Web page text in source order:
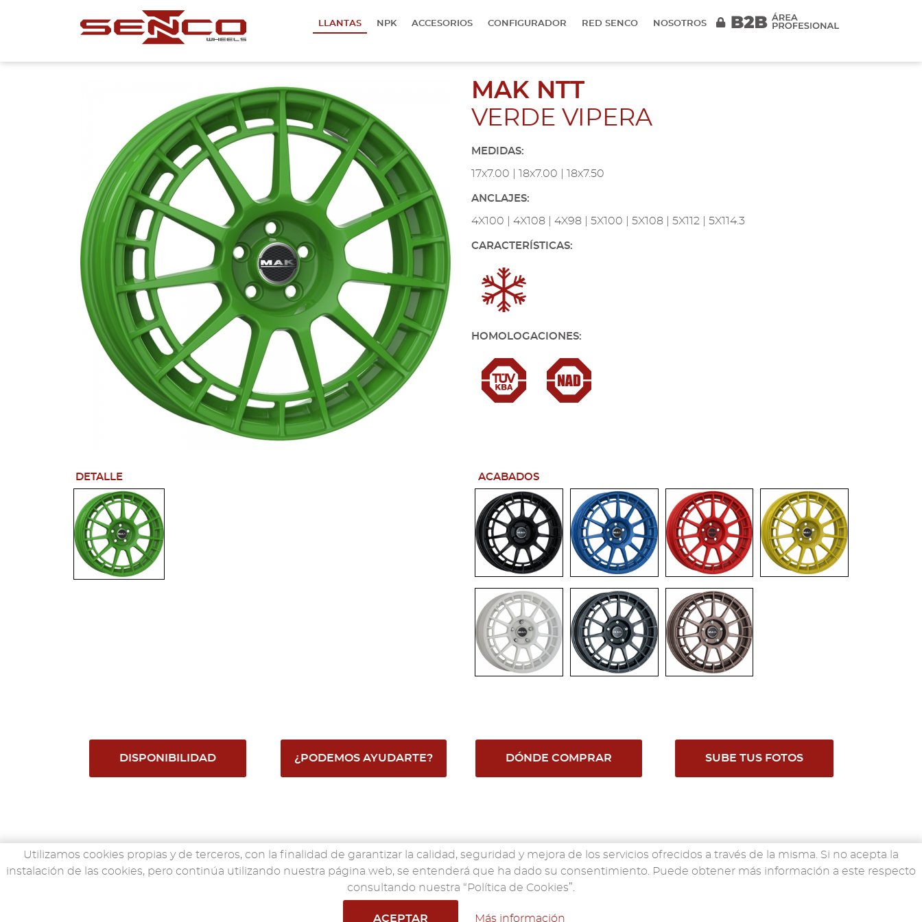
Utilizamos cookies propias y de terceros, con la finalidad de garantizar la calidad, seguridad y mejora de los servicios ofrecidos a través de la misma. Si no acepta la
instalación de las cookies, pero continúa utilizando nuestra página web, se entenderá que ha dado su consentimiento. Puede obtener más información a este respecto
consultando nuestra “Política de Cookies”.
ACEPTAR Más información
LLANTAS NPK ACCESORIOS CONFIGURADOR RED SENCO NOSOTROS
DETALLE
MAK NTT
VERDE VIPERA
MEDIDAS:
17x7.00 | 18x7.00 | 18x7.50
ANCLAJES:
4X100 | 4X108 | 4X98 | 5X100 | 5X108 | 5X112 | 5X114.3
CARACTERÍSTICAS:
HOMOLOGACIONES:
ACABADOS
DISPONIBILIDAD ¿PODEMOS AYUDARTE? DÓNDE COMPRAR SUBE TUS FOTOS
ACCESORIOS CONFIGURADOR RED SENCO
© 2019Aviso Legal Política de Privacidad de Datos